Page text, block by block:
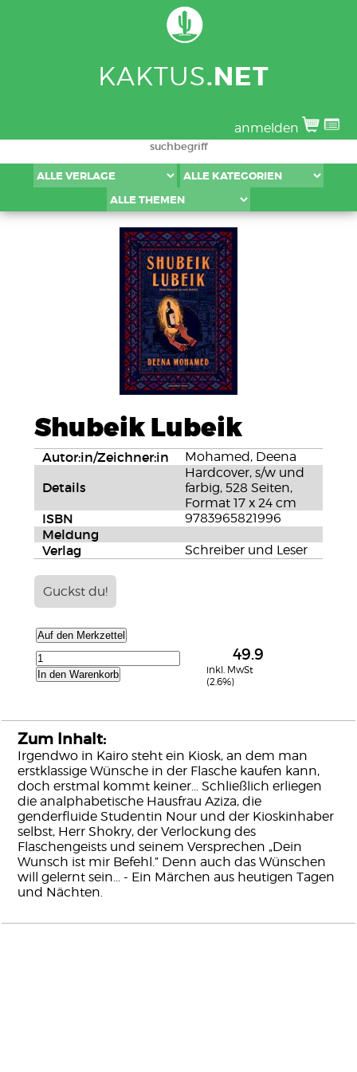
KAKTUS.NET
anmelden
Shubeik Lubeik
Autor:in/Zeichner:in Mohamed, Deena
Details
Hardcover, s/w und
farbig, 528 Seiten,
Format 17 x 24 cm
ISBN 9783965821996
Meldung
Verlag
Schreiber und Leser
Guckst du!
Auf den Merkzettel
In den Warenkorb
49.9
inkl. MwSt
(2.6%)
Zum Inhalt:
Irgendwo in Kairo steht ein Kiosk, an dem man
erstklassige Wünsche in der Flasche kaufen kann,
doch erstmal kommt keiner... Schließlich erliegen
die analphabetische Hausfrau Aziza, die
genderfluide Studentin Nour und der Kioskinhaber
selbst, Herr Shokry, der Verlockung des
Flaschengeists und seinem Versprechen „Dein
Wunsch ist mir Befehl.” Denn auch das Wünschen
will gelernt sein… - Ein Märchen aus heutigen Tagen
und Nächten.